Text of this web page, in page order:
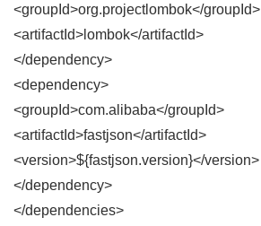
<groupId>org.projectlombok</groupId>
<artifactId>lombok</artifactId>
</dependency>
<dependency>
<groupId>com.alibaba</groupId>
<artifactId>fastjson</artifactId>
<version>${fastjson.version}</version>
</dependency>
</dependencies>